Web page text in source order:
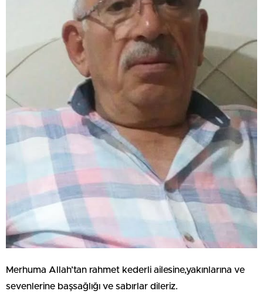
Merhuma Allah’tan rahmet kederli ailesine,yakınlarına ve
sevenlerine başsağlığı ve sabırlar dileriz.